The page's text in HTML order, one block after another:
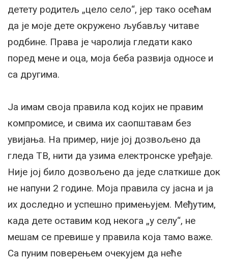
детету родитељ „цело село“, јер тако осећам
да је моје дете окружено љубављу читаве
родбине. Права је чаролија гледати како
поред мене и оца, моја беба развија односе и
са другима.
Ја имам своја правила код којих не правим
компромисе, и свима их саопштавам без
увијања. На пример, није јој дозвољено да
гледа ТВ, нити да узима електронске уређаје.
Није јој било дозвољено да једе слаткише док
не напуни 2 године. Моја правила су јасна и ја
их доследно и успешно примењујем. Међутим,
када дете оставим код некога „у селу“, не
мешам се превише у правила која тамо важе.
Са пуним поверењем очекујем да неће